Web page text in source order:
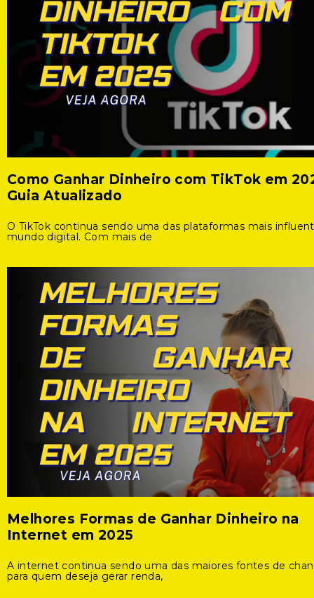
Como Ganhar Dinheiro com TikTok em
Guia Atualizado
O TikTok continua sendo uma das plataformas mais
mundo digital. Com mais de
Melhores Formas de Ganhar Dinheiro na
Internet em 2025
A internet continua sendo uma das maiores fontes de
para quem deseja gerar renda,